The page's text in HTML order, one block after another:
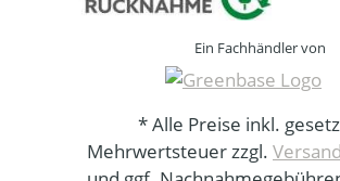
Ein Fachhändler von
* Alle Preise inkl.
Mehrwertsteuer zzgl.